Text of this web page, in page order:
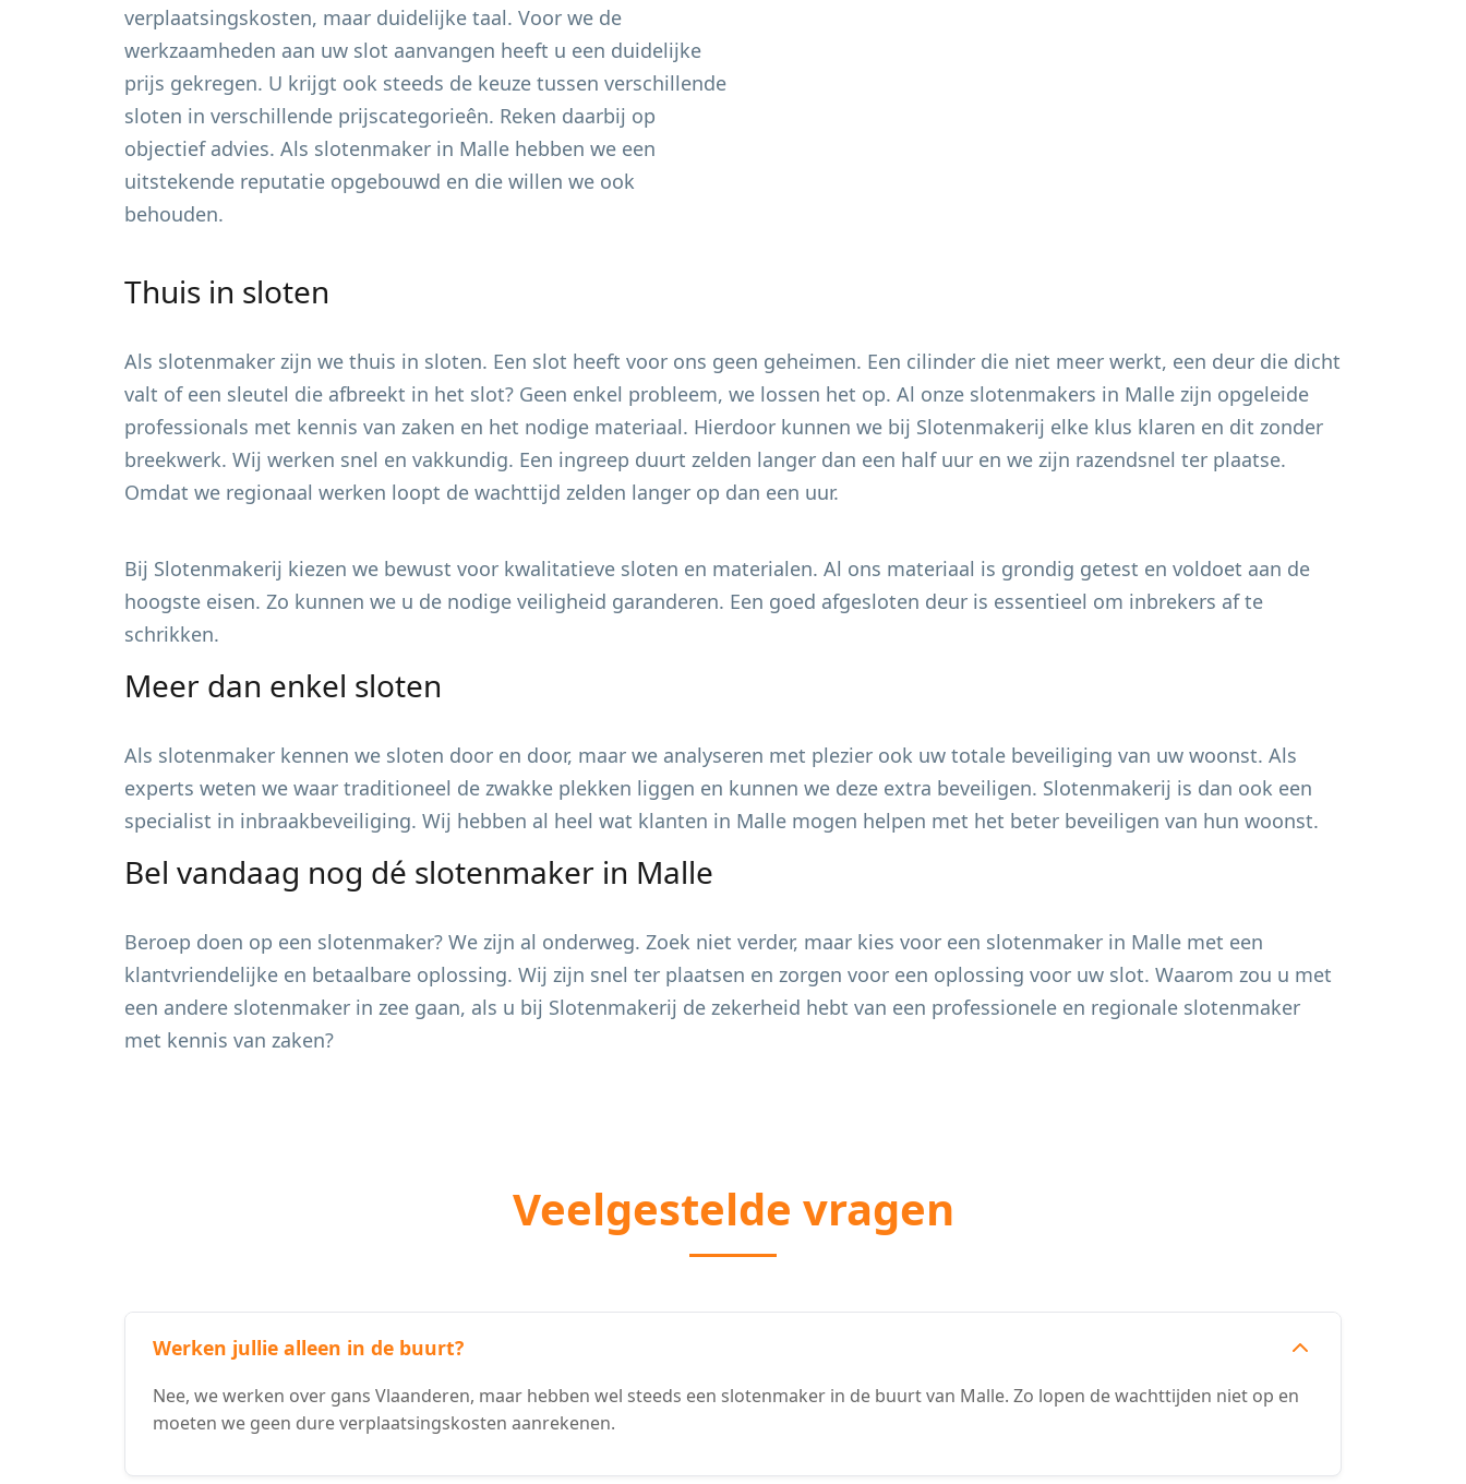
verplaatsingskosten, maar duidelijke taal. Voor we de
werkzaamheden aan uw slot aanvangen heeft u een duidelijke
prijs gekregen. U krijgt ook steeds de keuze tussen verschillende
sloten in verschillende prijscategorieên. Reken daarbij op
objectief advies. Als slotenmaker in Malle hebben we een
uitstekende reputatie opgebouwd en die willen we ook
behouden.
Thuis in sloten
Als slotenmaker zijn we thuis in sloten. Een slot heeft voor ons geen geheimen. Een cilinder die niet meer werkt, een deur die dicht
valt of een sleutel die afbreekt in het slot? Geen enkel probleem, we lossen het op. Al onze slotenmakers in Malle zijn opgeleide
professionals met kennis van zaken en het nodige materiaal. Hierdoor kunnen we bij Slotenmakerij elke klus klaren en dit zonder
breekwerk. Wij werken snel en vakkundig. Een ingreep duurt zelden langer dan een half uur en we zijn razendsnel ter plaatse.
Omdat we regionaal werken loopt de wachttijd zelden langer op dan een uur.
Bij Slotenmakerij kiezen we bewust voor kwalitatieve sloten en materialen. Al ons materiaal is grondig getest en voldoet aan de
hoogste eisen. Zo kunnen we u de nodige veiligheid garanderen. Een goed afgesloten deur is essentieel om inbrekers af te
schrikken.
Meer dan enkel sloten
Als slotenmaker kennen we sloten door en door, maar we analyseren met plezier ook uw totale beveiliging van uw woonst. Als
experts weten we waar traditioneel de zwakke plekken liggen en kunnen we deze extra beveiligen. Slotenmakerij is dan ook een
specialist in inbraakbeveiliging. Wij hebben al heel wat klanten in Malle mogen helpen met het beter beveiligen van hun woonst.
Bel vandaag nog dé slotenmaker in Malle
Beroep doen op een slotenmaker? We zijn al onderweg. Zoek niet verder, maar kies voor een slotenmaker in Malle met een
klantvriendelijke en betaalbare oplossing. Wij zijn snel ter plaatsen en zorgen voor een oplossing voor uw slot. Waarom zou u met
een andere slotenmaker in zee gaan, als u bij Slotenmakerij de zekerheid hebt van een professionele en regionale slotenmaker
met kennis van zaken?
Veelgestelde vragen
Werken jullie alleen in de buurt?
Nee, we werken over gans Vlaanderen, maar hebben wel steeds een slotenmaker in de buurt van Malle. Zo lopen de wachttijden niet op en
moeten we geen dure verplaatsingskosten aanrekenen.